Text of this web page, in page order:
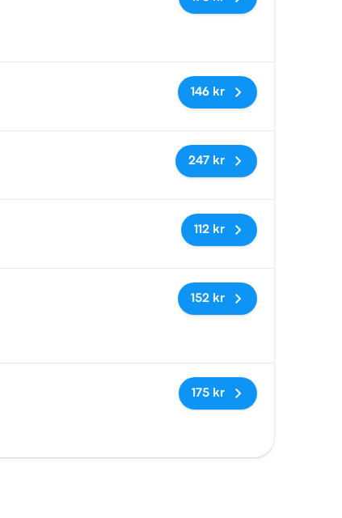
Inga taggar
146 kr
Inga taggar
247 kr
Inga taggar
112 kr
Inga taggar
152 kr
Inga taggar
175 kr